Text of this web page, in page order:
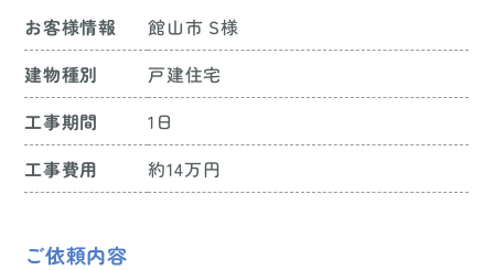
お客様情報 館山市 S様
建物種別
戸建住宅
工事期間
1日
工事費用 約14万円
ご依頼内容